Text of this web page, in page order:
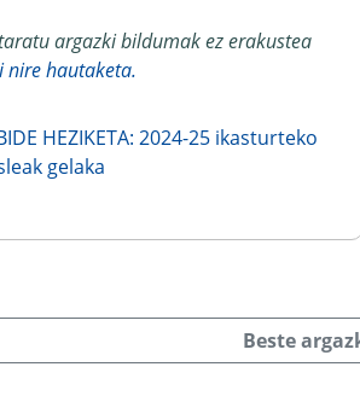
argazki bildumak ez erakustea
nire hautaketa.
HEZIKETA: 2024-25 ikasturteko
gelaka
Beste